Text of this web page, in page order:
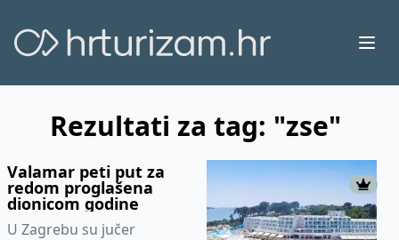
Rezultati za tag: "zse"
Valamar peti put za
redom proglašena
dionicom godine
U Zagrebu su jučer